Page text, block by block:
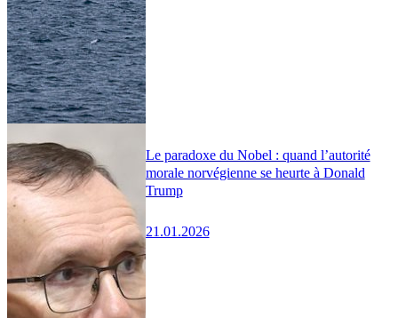
Le paradoxe du Nobel : quand l’autorité
morale norvégienne se heurte à Donald
Trump
21.01.2026